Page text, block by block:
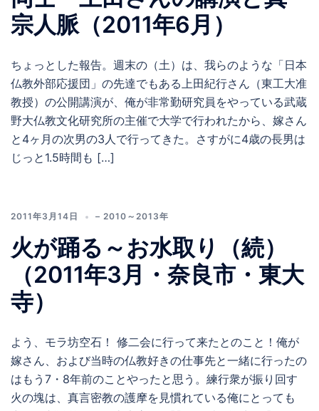
宗人脈（2011年6月）
ちょっとした報告。週末の（土）は、我らのような「日本
仏教外部応援団」の先達でもある上田紀行さん（東工大准
教授）の公開講演が、俺が非常勤研究員をやっている武蔵
野大仏教文化研究所の主催で大学で行われたから、嫁さん
と4ヶ月の次男の3人で行ってきた。さすがに4歳の長男は
じっと1.5時間も […]
2011年3月14日 – 2010～2013年
火が踊る～お水取り（続）
（2011年3月・奈良市・東大
寺）
よう、モラ坊空石！ 修二会に行って来たとのこと！俺が
嫁さん、および当時の仏教好きの仕事先と一緒に行ったの
はもう7・8年前のことやったと思う。練行衆が振り回す
火の塊は、真言密教の護摩を見慣れている俺にとっても